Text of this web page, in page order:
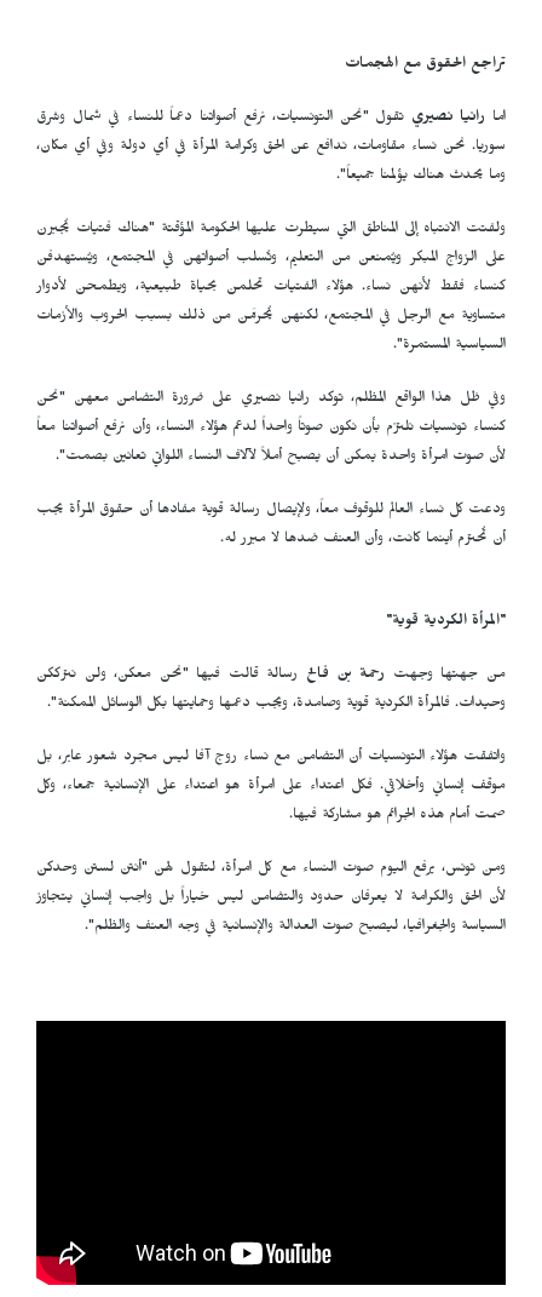
تراجع الحقوق مع الهجمات
اما رانيا نصيري تقول "نحن التونسيات، نرفع أصواتنا دعماً للنساء في شمال وشرق
سوريا. نحن نساء مقاومات، ندافع عن الحق وكرامة المرأة في أي دولة وفي أي مكان،
وما يحدث هناك يؤلمنا جميعاً".
ولفتت الانتباه إلى المناطق التي سيطرت عليها الحكومة المؤقتة "هناك فتيات يُجبرن
على الزواج المبكر ويُمنعن من التعليم، وتُسلب أصواتهن في المجتمع، ويُستهدفن
كنساء فقط لأنهن نساء. هؤلاء الفتيات تحلمن بحياة طبيعية، ويطمحن لأدوار
متساوية مع الرجل في المجتمع، لكنهن يُحرمَّن من ذلك بسبب الحروب والأزمات
السياسية المستمرة".
وفي ظل هذا الواقع المظلم، توكد رانيا نصيري على ضرورة التضامن معهن "نحن
كنساء تونسيات نلتزم بأن نكون صوتاً واحداً لدعم هؤلاء النساء، وأن نرفع أصواتنا معاً
لأن صوت امرأة واحدة يمكن أن يصبح أملاً لآلاف النساء اللواتي تعانين بصمت".
ودعت كل نساء العالم للوقوف معاً، ولإيصال رسالة قوية مفادها أن حقوق المرأة يجب
أن تُحترم أينما كانت، وأن العنف ضدها لا مبرر له.
"المرأة الكردية قوية"
من جهتها وجهت رحمة بن فالح رسالة قالت فيها "نحن معكن، ولن نترككن
وحيدات. فالمرأة الكردية قوية وصامدة، ويجب دعمها وحمايتها بكل الوسائل الممكنة".
واتفقت هؤلاء التونسيات أن التضامن مع نساء روج آفا ليس مجرد شعور عابر، بل
موقف إنساني وأخلاقي. فكل اعتداء على امرأة هو اعتداء على الإنسانية جمعاء، وكل
صمت أمام هذه الجرائم هو مشاركة فيها.
ومن تونس، يرفع اليوم صوت النساء مع كل امرأة، لتقول لهن "أنتن لستن وحدكن
لأن الحق والكرامة لا يعرفان حدود والتضامن ليس خياراً بل واجب إنساني يتجاوز
السياسة والجغرافيا، ليصبح صوت العدالة والإنسانية في وجه العنف والظلم".